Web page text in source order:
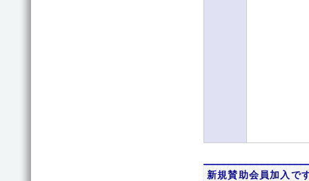
新規賛助会員加入で